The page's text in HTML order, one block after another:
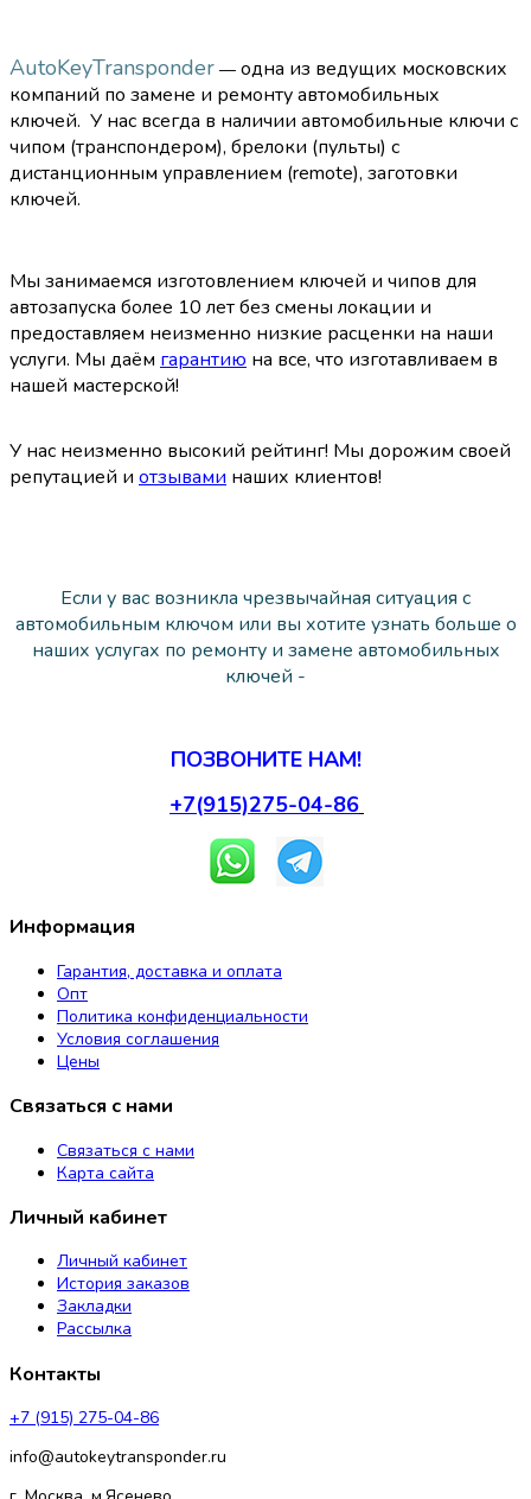
AutoKeyTransponder — одна из ведущих московских
компаний по замене и ремонту автомобильных
ключей. У нас всегда в наличии автомобильные ключи с
чипом (транспондером), брелоки (пульты) с
дистанционным управлением (remote), заготовки
ключей.
Мы занимаемся изготовлением ключей и чипов для
автозапуска более 10 лет без смены локации и
предоставляем неизменно низкие расценки на наши
услуги. Мы даём гарантию на все, что изготавливаем в
нашей мастерской!
У нас неизменно высокий рейтинг! Мы дорожим своей
репутацией и отзывами наших клиентов!
Если у вас возникла чрезвычайная ситуация с
автомобильным ключом или вы хотите узнать больше о
наших услугах по ремонту и замене автомобильных
ключей -
ПОЗВОНИТЕ НАМ!
+7(915)275-04-86
Информация
Гарантия, доставка и оплата
Опт
Политика конфиденциальности
Условия соглашения
Цены
Связаться с нами
Связаться с нами
Карта сайта
Личный кабинет
Личный кабинет
История заказов
Закладки
Рассылка
Контакты
+7 (915) 275-04-86
info@autokeytransponder.ru